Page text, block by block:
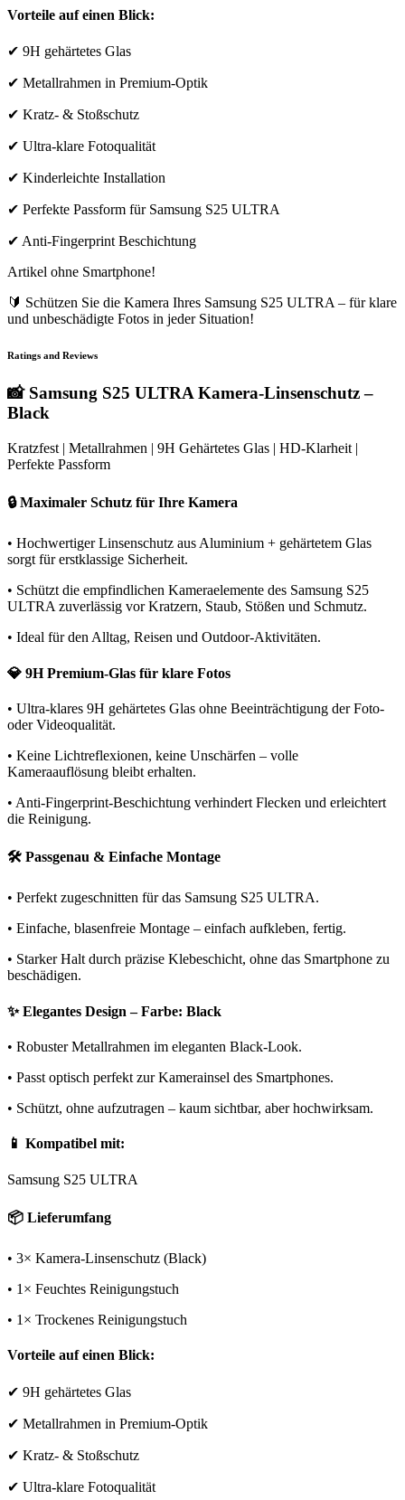
Vorteile auf einen Blick:
✔ 9H gehärtetes Glas
✔ Metallrahmen in Premium-Optik
✔ Kratz- & Stoßschutz
✔ Ultra-klare Fotoqualität
✔ Kinderleichte Installation
✔ Perfekte Passform für Samsung S25 ULTRA
✔ Anti-Fingerprint Beschichtung
Artikel ohne Smartphone!
🔰 Schützen Sie die Kamera Ihres Samsung S25 ULTRA – für klare
und unbeschädigte Fotos in jeder Situation!
Ratings and Reviews
📸 Samsung S25 ULTRA Kamera-Linsenschutz –
Black
Kratzfest | Metallrahmen | 9H Gehärtetes Glas | HD-Klarheit |
Perfekte Passform
🔒 Maximaler Schutz für Ihre Kamera
• Hochwertiger Linsenschutz aus Aluminium + gehärtetem Glas
sorgt für erstklassige Sicherheit.
• Schützt die empfindlichen Kameraelemente des Samsung S25
ULTRA zuverlässig vor Kratzern, Staub, Stößen und Schmutz.
• Ideal für den Alltag, Reisen und Outdoor-Aktivitäten.
💎 9H Premium-Glas für klare Fotos
• Ultra-klares 9H gehärtetes Glas ohne Beeinträchtigung der Foto-
oder Videoqualität.
• Keine Lichtreflexionen, keine Unschärfen – volle
Kameraauflösung bleibt erhalten.
• Anti-Fingerprint-Beschichtung verhindert Flecken und erleichtert
die Reinigung.
🛠️ Passgenau & Einfache Montage
• Perfekt zugeschnitten für das Samsung S25 ULTRA.
• Einfache, blasenfreie Montage – einfach aufkleben, fertig.
• Starker Halt durch präzise Klebeschicht, ohne das Smartphone zu
beschädigen.
✨ Elegantes Design – Farbe: Black
• Robuster Metallrahmen im eleganten Black-Look.
• Passt optisch perfekt zur Kamerainsel des Smartphones.
• Schützt, ohne aufzutragen – kaum sichtbar, aber hochwirksam.
📱 Kompatibel mit:
Samsung S25 ULTRA
📦 Lieferumfang
• 3× Kamera-Linsenschutz (Black)
• 1× Feuchtes Reinigungstuch
• 1× Trockenes Reinigungstuch
Vorteile auf einen Blick:
✔ 9H gehärtetes Glas
✔ Metallrahmen in Premium-Optik
✔ Kratz- & Stoßschutz
✔ Ultra-klare Fotoqualität